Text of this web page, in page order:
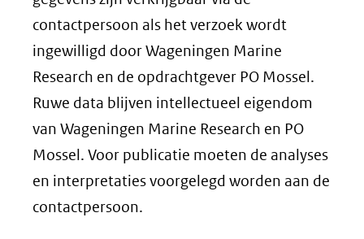
contactpersoon als het verzoek wordt
ingewilligd door Wageningen Marine
Research en de opdrachtgever PO Mossel.
Ruwe data blijven intellectueel eigendom
van Wageningen Marine Research en PO
Mossel. Voor publicatie moeten de analyses
en interpretaties voorgelegd worden aan de
contactpersoon.